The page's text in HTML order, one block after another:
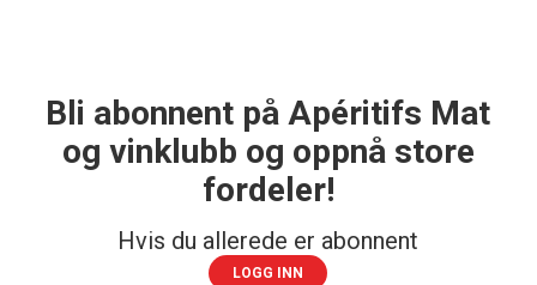
Bli abonnent på Apéritifs Mat
og vinklubb og oppnå store
fordeler!
Hvis du allerede er abonnent
LOGG INN